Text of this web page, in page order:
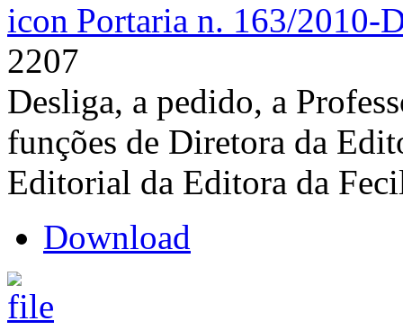
Portaria n. 163/2010-
2207
Desliga, a pedido, a
funções de Diretora da
Editorial da Editora da
Download